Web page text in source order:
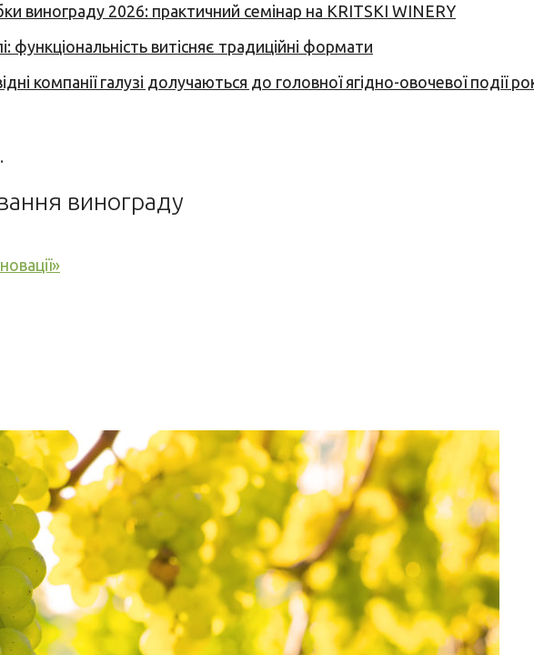
винограду 2026: практичний семінар на KRITSKI WINERY
функціональність витісняє традиційні формати
компанії галузі долучаються до головної ягідно-овочевої події
винограду